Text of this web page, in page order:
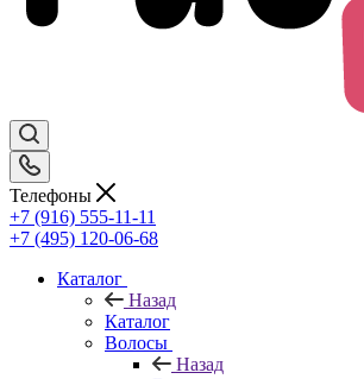
Телефоны
+7 (916) 555-11-11
+7 (495) 120-06-68
Каталог
Назад
Каталог
Волосы
Назад